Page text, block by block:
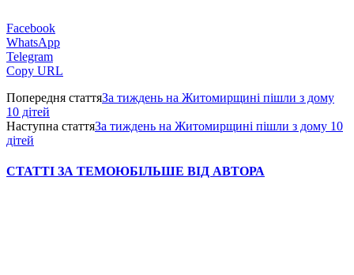
Facebook
WhatsApp
Telegram
Copy URL
Попередня статтяЗа тиждень на Житомирщині пішли з дому
10 дітей
Наступна статтяЗа тиждень на Житомирщині пішли з дому 10
дітей
СТАТТІ ЗА ТЕМОЮБІЛЬШЕ ВІД АВТОРА